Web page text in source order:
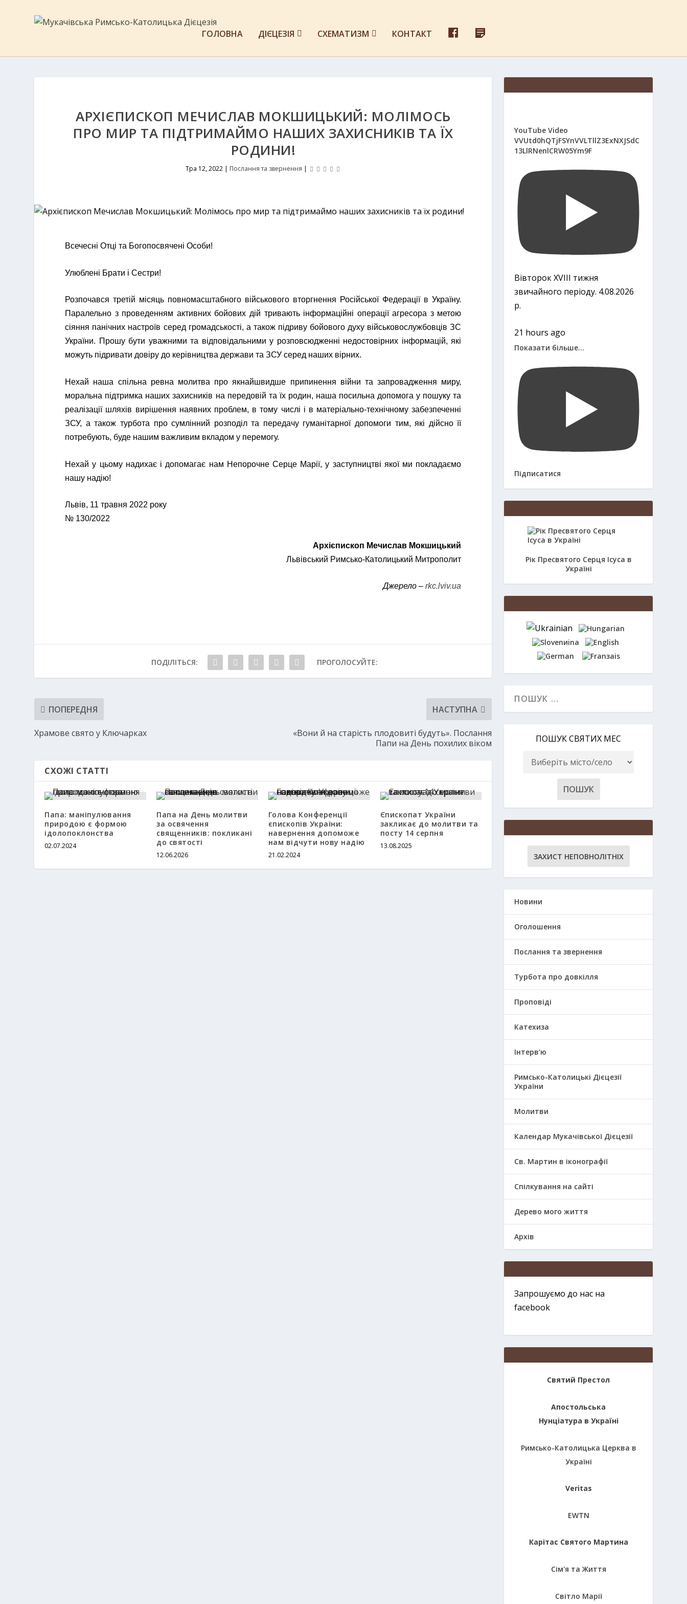
ГОЛОВНА ДІЄЦЕЗІЯ СХЕМАТИЗМ КОНТАКТ
E
Д
С
АРХІЄПИСКОП МЕЧИСЛАВ МОКШИЦЬКИЙ: МОЛІМОСЬ
ПРО МИР ТА ПІДТРИМАЙМО НАШИХ ЗАХИСНИКІВ ТА ЇХ
РОДИНИ!
Тра 12, 2022 | Послання та звернення |
Всечесні Отці та Богопосвячені Особи!
Улюблені Брати і Сестри!
Розпочався третій місяць повномасштабного військового вторгнення Російської Федерації в Україну.
Паралельно з проведенням активних бойових дій тривають інформаційні операції агресора з метою
сіяння панічних настроїв серед громадськості, а також підриву бойового духу військовослужбовців ЗС
України. Прошу бути уважними та відповідальними у розповсюдженні недостовірних інформацій, які
можуть підривати довіру до керівництва держави та ЗСУ серед наших вірних.
Нехай наша спільна ревна молитва про якнайшвидше припинення війни та запровадження миру,
моральна підтримка наших захисників на передовій та їх родин, наша посильна допомога у пошуку та
реалізації шляхів вирішення наявних проблем, в тому числі і в матеріально-технічному забезпеченні
ЗСУ, а також турбота про сумлінний розподіл та передачу гуманітарної допомоги тим, які дійсно її
потребують, буде нашим важливим вкладом у перемогу.
Нехай у цьому надихає і допомагає нам Непорочне Серце Марії, у заступництві якої ми покладаємо
нашу надію!
Львів, 11 травня 2022 року
№ 130/2022
Архієпископ Мечислав Мокшицький
Львівський Римсько-Католицький Митрополит
Джерело –rkc.lviv.ua
ПОДІЛІТЬСЯ: ПРОГОЛОСУЙТЕ:
ПОПЕРЕДНЯ
Храмове свято у Ключарках
НАСТУПНА
«Вони й на старість плодовиті будуть». Послання
Папи на День похилих віком
СХОЖІ СТАТТІ
Папа: маніпулювання
природою є формою
ідолопоклонства
02.07.2024
Папа на День молитви
за освячення
священників: покликані
до святості
12.06.2026
Голова Конференції
єпископів України:
навернення допоможе
нам відчути нову надію
21.02.2024
Єпископат України
закликає до молитви та
посту 14 серпня
13.08.2025
YouTube Video
VVUtd0hQTjFSYnVVLTllZ3ExNXJSdC
13LlRNenlCRW05Ym9F
Вівторок ХVІІІ тижня
звичайного періоду. 4.08.2026
р.
21 hours ago
Показати більше...
Підписатися
Рік Пресвятого Серця Ісуса в
Україні
ПОШУК СВЯТИХ МЕС
ЗАХИСТ НЕПОВНОЛІТНІХ
Новини
Оголошення
Послання та звернення
Турбота про довкілля
Проповіді
Катехиза
Інтерв’ю
Римсько-Католицькі Дієцезії
України
Молитви
Календар Мукачівської Дієцезії
Св. Мартин в іконографії
Спілкування на сайті
Дерево мого життя
Архів
Запрошуємо до нас на
facebook
Святий Престол
Апостольська
Нунціатура в Україні
Римсько-Католицька Церква в
Україні
Veritas
EWTN
Карітас Святого Мартина
Сім'я та Життя
Світло Марії